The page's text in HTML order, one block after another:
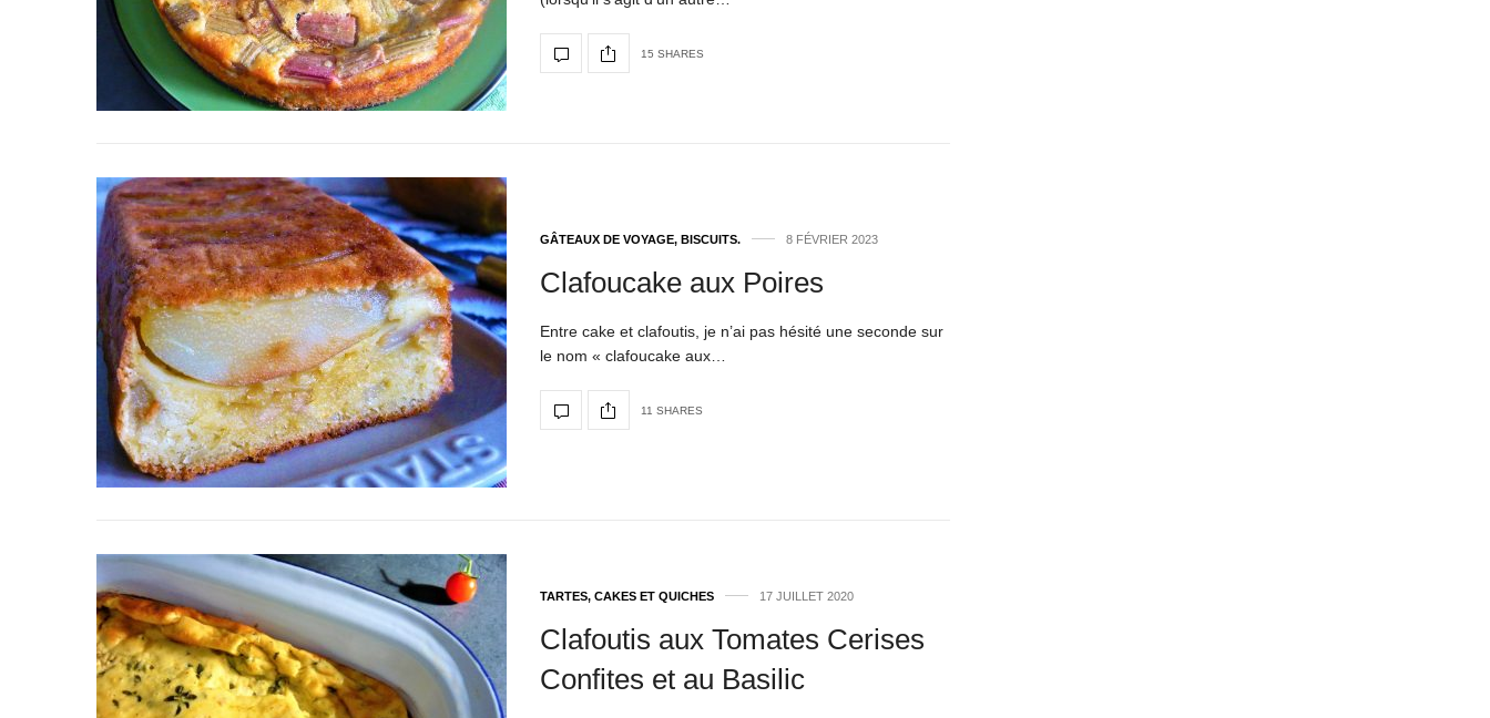
15 SHARES
GÂTEAUX DE VOYAGE, BISCUITS. 8 FÉVRIER 2023
Clafoucake aux Poires
Entre cake et clafoutis, je n’ai pas hésité une seconde sur
le nom « clafoucake aux…
11 SHARES
TARTES, CAKES ET QUICHES 17 JUILLET 2020
Clafoutis aux Tomates Cerises
Confites et au Basilic